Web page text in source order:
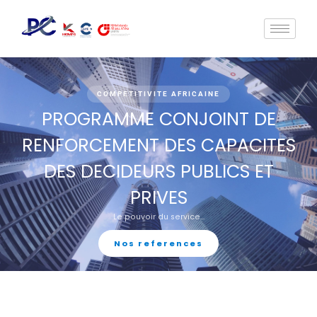
COMPETITIVITE AFRICAINE
PROGRAMME CONJOINT DE
RENFORCEMENT DES CAPACITES
DES DECIDEURS PUBLICS ET
PRIVES
Le pouvoir du service...
Nos references